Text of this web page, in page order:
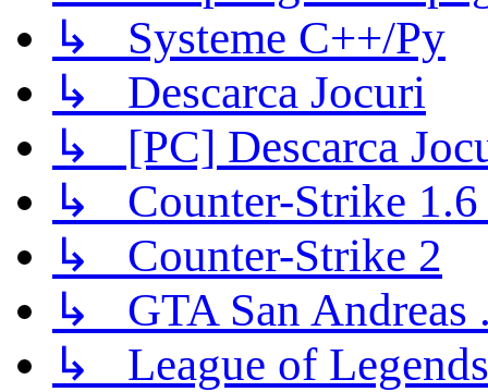
↳ Systeme C++/Py
↳ Descarca Jocuri
↳ [PC] Descarca
↳ Counter-Strike 1.6
↳ Counter-Strike 2
↳ GTA San Andreas
↳ League of Legends